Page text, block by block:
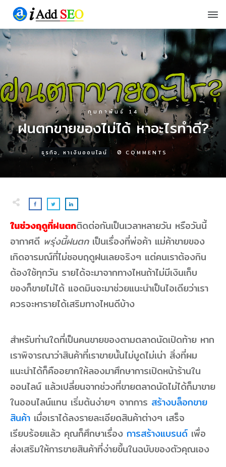
กุมภาพันธ์ 14
ฝนตกขายของไม่ได้ หาอะไรทำดี?
ธุรกิจ, หาเงินออนไลน์ 0 COMMENTS
ในช่วงฤดูที่ฝนตกติดต่อกันเป็นเวลาหลายวัน หรือวันนี้
อากาศดี พรุ่งนี้ฝนตกเป็นเรื่องที่พ่อค้า แม่ค้าขายของ
เกิดอารมณ์ที่ไม่ชอบฤดูฝนเลยจริงๆ แต่คนเราต้องกิน
ต้องใช้ทุกวัน รายได้จะมาจากทางไหนถ้าไม่มีเงินเก็บ
ของก็ขายไม่ได้ แอดมินจะมาช่วยแนะนำเป็นไอเดียว่าเรา
ควรจะหารายได้เสริมทางไหนดีบ้าง
สำหรับท่านใดที่เป็นคนขายของตามตลาดนัดเปิดท้าย หาก
เราพิจารณาว่าสินค้าที่เราขายนั้นไม่บูดไม่เน่า สิ่งที่ผม
แนะนำได้ก็คืออยากให้ลองมาศึกษาการเปิดหน้าร้านใน
ออนไลน์ แล้วเปลี่ยนจากช่วงที่ขายตลาดนัดไม่ได้ก็มาขาย
ในออนไลน์แทน เริ่มต้นง่ายๆ จากการ สร้างบล็อกขาย
สินค้า เมื่อเราได้ลงรายละเอียดสินค้าต่างๆ เสร็จ
เรียบร้อยแล้ว คุณก็ศึกษาเรื่อง การสร้างแบรนด์เพื่อ
ส่งเสริมให้การขายสินค้าที่ง่ายขึ้นในฉบับของตัวคุณเอง